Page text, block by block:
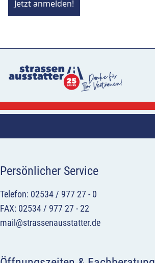
Jetzt anmelden!
Persönlicher Service
Telefon: 02534 / 977 27 - 0
FAX: 02534 / 977 27 - 22
mail@strassenausstatter.de